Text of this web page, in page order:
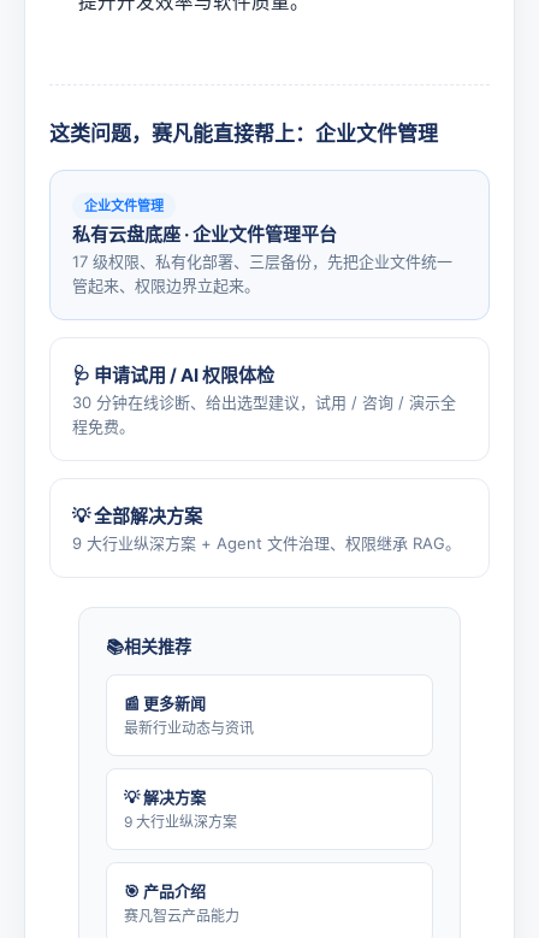
这类问题，赛凡能直接帮上：企业文件管理
企业文件管理
私有云盘底座 · 企业文件管理平台
17 级权限、私有化部署、三层备份，先把企业文件统一
管起来、权限边界立起来。
🩺 申请试用 / AI 权限体检
30 分钟在线诊断、给出选型建议，试用 / 咨询 / 演示全
程免费。
💡 全部解决方案
9 大行业纵深方案 + Agent 文件治理、权限继承 RAG。
相关推荐
📰 更多新闻
最新行业动态与资讯
💡 解决方案
9 大行业纵深方案
🎯 产品介绍
赛凡智云产品能力